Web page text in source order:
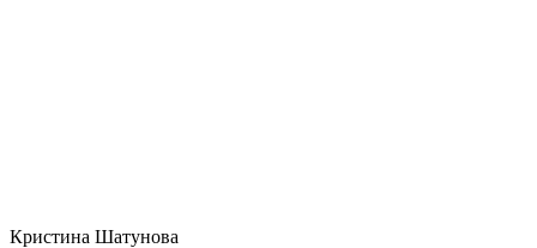
Кристина Шатунова